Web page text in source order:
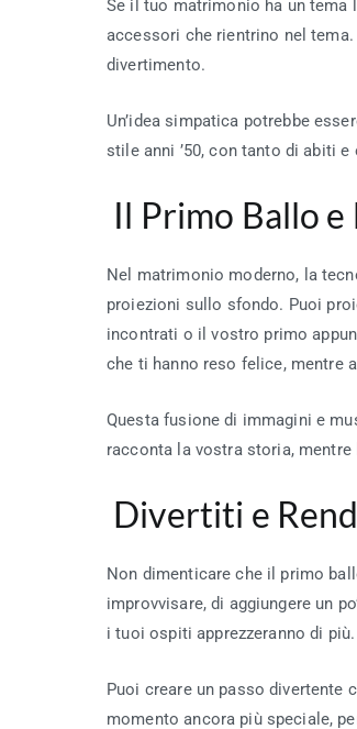
Se il tuo matrimonio ha un tema
accessori che rientrino nel
divertimento.
Un’idea simpatica potrebbe
stile anni ’50, con tanto di abiti
Il Primo Ballo
Nel matrimonio moderno, la
proiezioni sullo sfondo. Puoi
incontrati o il vostro primo
che ti hanno reso felice, mentre
Questa fusione di immagini e
racconta la vostra storia,
Divertiti e
Non dimenticare che il primo
improvvisare, di aggiungere un
i tuoi ospiti apprezzeranno di più.
Puoi creare un passo divertente
momento ancora più speciale,